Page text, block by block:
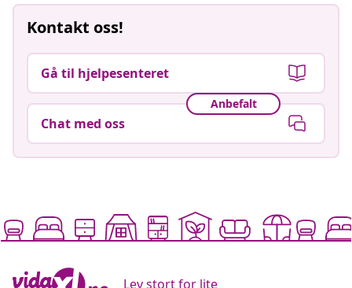
Kontakt oss!
Gå til hjelpesenteret
Anbefalt
Chat med oss
Lev stort for lite